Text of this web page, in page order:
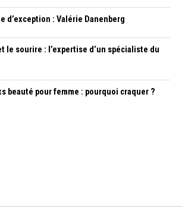
d’exception : Valérie Danenberg
le sourire : l’expertise d’un spécialiste du
beauté pour femme : pourquoi craquer ?